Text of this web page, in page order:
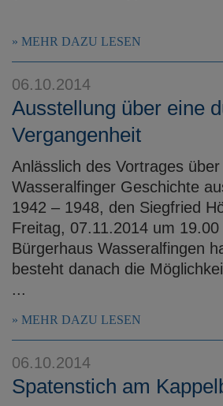
MEHR DAZU LESEN
06.10.2014
Ausstellung über eine
Vergangenheit
Anlässlich des Vortrages über
Wasseralfinger Geschichte
1942 – 1948, den Siegfried
Freitag, 07.11.2014 um 19.00
Bürgerhaus Wasseralfingen
besteht danach die
...
MEHR DAZU LESEN
06.10.2014
Spatenstich am